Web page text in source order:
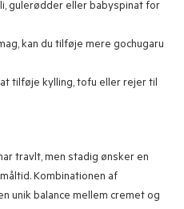
gulerødder eller babyspinat for
kan du tilføje mere gochugaru
tilføje kylling, tofu eller rejer til
travlt, men stadig ønsker en
Kombinationen af
unik balance mellem cremet og